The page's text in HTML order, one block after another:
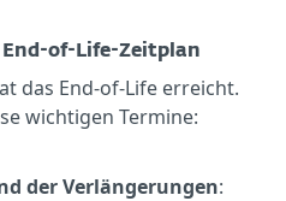
End-of-Life-Zeitplan
das End-of-Life erreicht.
wichtigen Termine:
der Verlängerungen: